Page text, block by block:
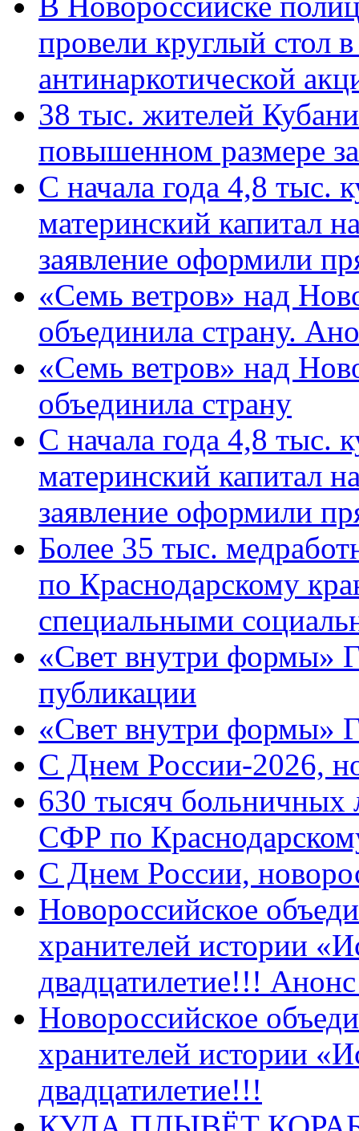
провели круглый стол
антинаркотической
38 тыс. жителей
повышенном размере
С начала года 4,8 тыс.
материнский капитал
заявление оформили
«Семь ветров» над
объединила страну.
«Семь ветров» над
объединила страну
С начала года 4,8 тыс.
материнский капитал
заявление оформили
Более 35 тыс.
по Краснодарскому
специальными
«Свет внутри формы»
публикации
«Свет внутри формы»
C Днем России-2026,
630 тысяч больничных
СФР по
C Днем России,
Новороссийское
хранителей истории
двадцатилетие!!!
Новороссийское
хранителей истории
двадцатилетие!!!